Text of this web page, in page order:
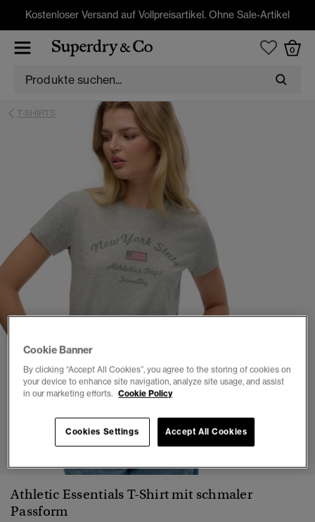
Kostenloser Versand auf Vollpreisartikel. Ohne Sale-Artikel
0
T-SHIRTS
1 2 3 5 6 7
Athletic Essentials T-Shirt mit schmaler
Passform
Cookie Banner
By clicking “Accept All Cookies”, you agree to the storing of cookies on
your device to enhance site navigation, analyze site usage, and assist
in our marketing efforts. Cookie Policy
Accept All Cookies
Cookies Settings